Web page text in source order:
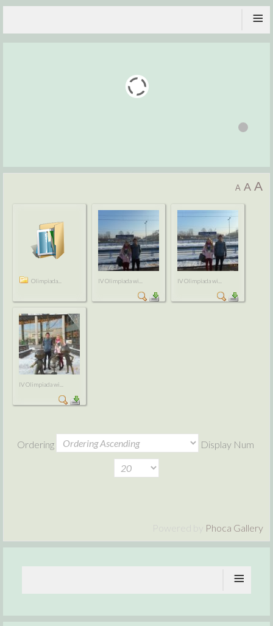
≡
A A A
Olimpiada... IV Olimpiada wi... IV Olimpiada wi...
IV Olimpiada wi...
Ordering Display Num
Phoca Gallery
≡